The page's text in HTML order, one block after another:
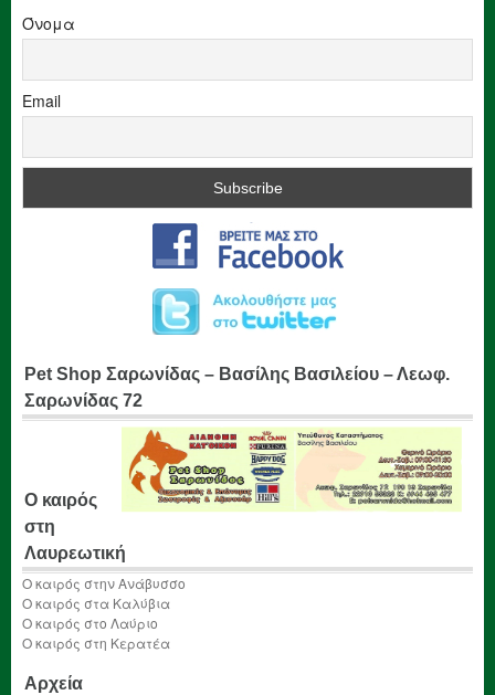
Όνομα
Email
Pet Shop Σαρωνίδας – Βασίλης Βασιλείου – Λεωφ.
Σαρωνίδας 72
Ο καιρός
στη
Λαυρεωτική
Ο καιρός στην Ανάβυσσο
Ο καιρός στα Καλύβια
Ο καιρός στο Λαύριο
Ο καιρός στη Κερατέα
Αρχεία